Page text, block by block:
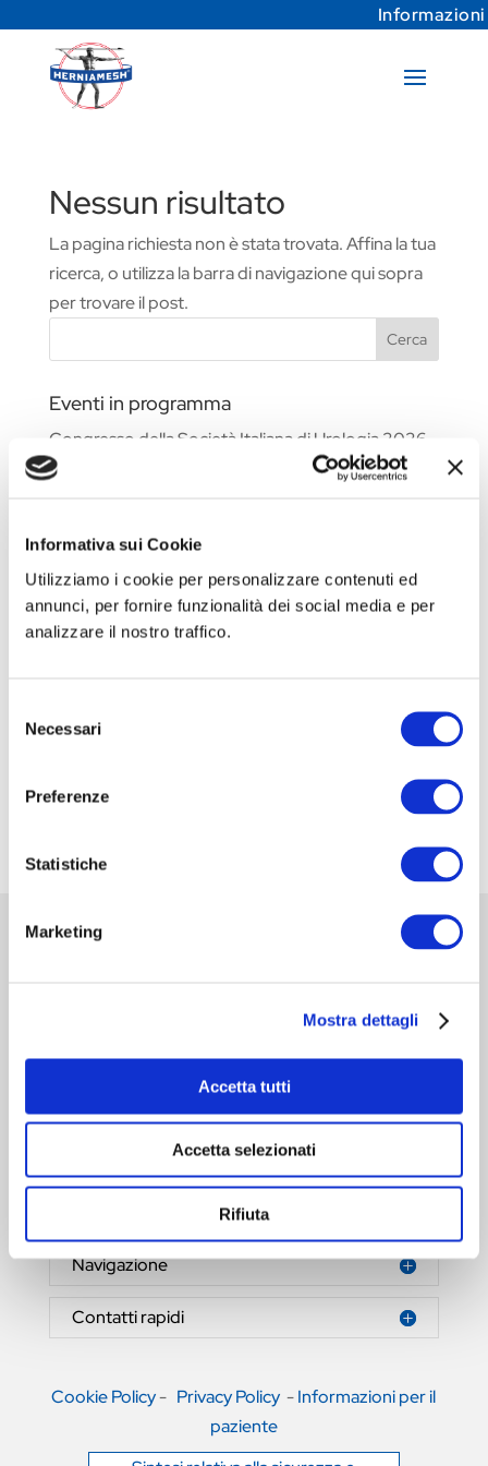
Informativa sui Cookie
Utilizziamo i cookie per personalizzare contenuti ed
annunci, per fornire funzionalità dei social media e per
analizzare il nostro traffico.
delNecessari
Preferenze
Statistiche
Marketing
Mostra dettagli
Accetta tutti
Accetta selezionati
Rifiuta
Informazioni
Nessun risultato
La pagina richiesta non è stata trovata. Affina la tua
ricerca, o utilizza la barra di navigazione qui sopra
per trovare il post.
Cerca
Eventi in programma
Congresso della Società Italiana di Urologia 2026
Fiera Commerciale WHX Dubai 2026
– STEP I
CORSO DI FORMAZIONE: SCUOLA SIC-ISHAWS
– STEP II
HERNIAMESH® S.r.l.
Area riservata
Navigazione
Contatti rapidi
Cookie Policy- Privacy Policy -Informazioni per il
paziente